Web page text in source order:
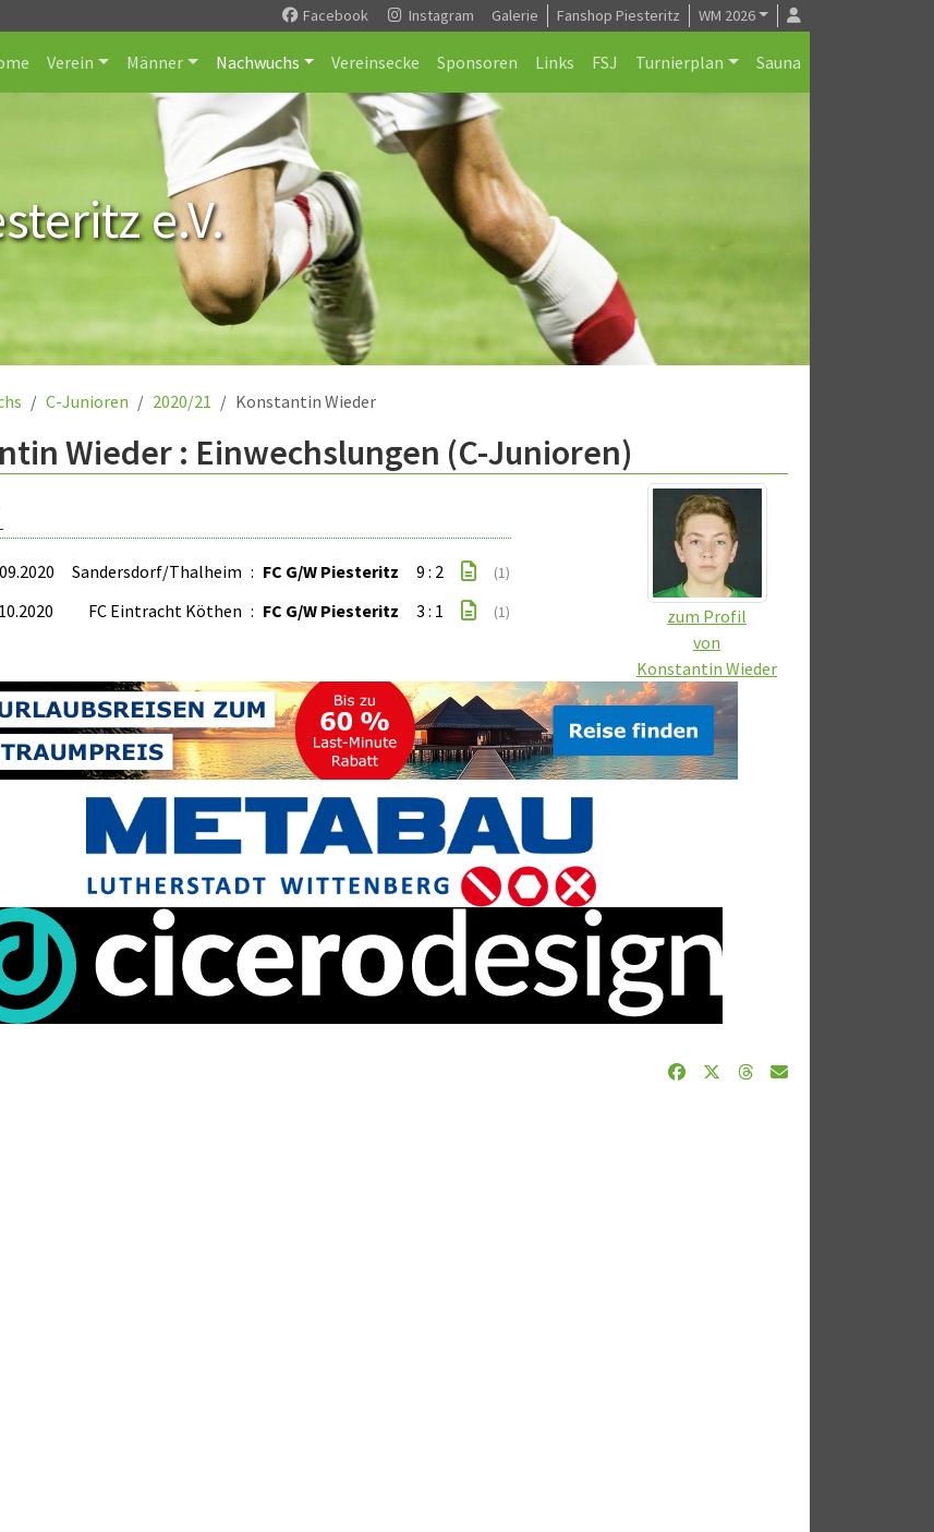
Facebook Instagram Galerie Fanshop Piesteritz WM 2026
Verein Männer Nachwuchs Vereinsecke Sponsoren Links FSJ Turnierplan Sauna
e.V.
C-Junioren 2020/21 Konstantin Wieder
Wieder : Einwechslungen (C-Junioren)
zum Profil
von
Konstantin Wieder
Sandersdorf/Thalheim : FC G/W Piesteritz 9 : 2 (1)
FC Eintracht Köthen : FC G/W Piesteritz 3 : 1 (1)